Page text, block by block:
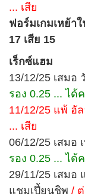
... เสีย
ฟอร์มเกมเหย้า
17 เสีย 15
เร็กซ์แฮม
13/12/25 เสมอ
รอง 0.25 ... ได้
11/12/25 แพ้ ฮั
... เสีย
06/12/25 เสมอ
รอง 0.25 ... ได้
29/11/25 เสมอ
แชมเปี้ยนชิพ /